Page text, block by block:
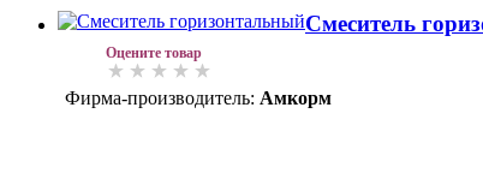
Оцените товар
Смеситель
Фирма-производитель: Амкорм